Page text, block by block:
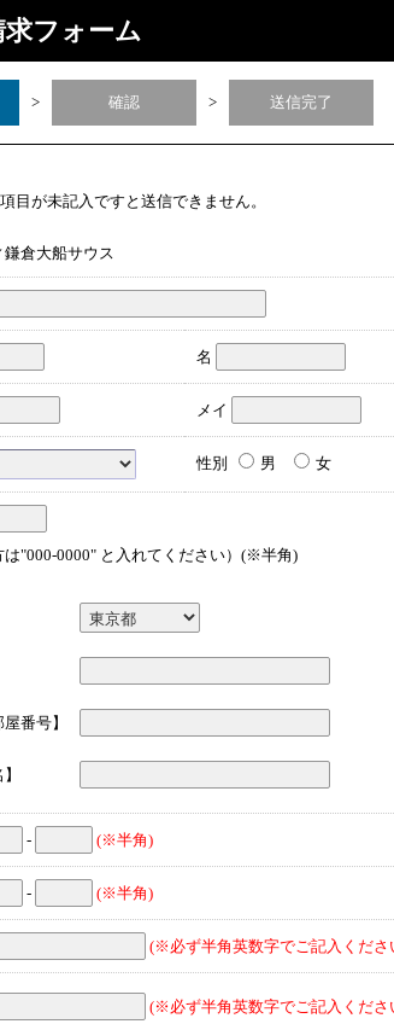
フォーム
> 確認 > 送信完了
目が未記入ですと送信できません。
倉大船サウス
名
メイ
性別 男 女
は"000-0000" と入れてください）(※半角)
番号】
- (※半角)
- (※半角)
(※必ず半角英数字でご記入くださ
(※必ず半角英数字でご記入くださ